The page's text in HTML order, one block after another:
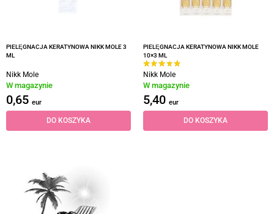
PIELĘGNACJA KERATYNOWA NIKK MOLE 3
ML
Nikk Mole
W magazynie
0,65 eur
DO KOSZYKA
PIELĘGNACJA KERATYNOWA NIKK MOLE
10×3 ML
Nikk Mole
W magazynie
5,40 eur
DO KOSZYKA